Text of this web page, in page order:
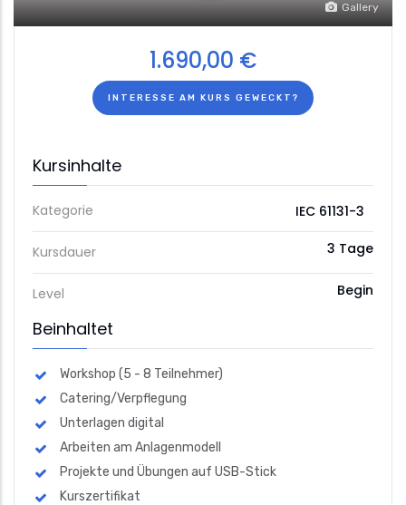
Gallery
1.690,00 €
INTERESSE AM KURS GEWECKT?
Kursinhalte
Kategorie IEC 61131-3
Kursdauer 3 Tage
Level Begin
Beinhaltet
Workshop (5 - 8 Teilnehmer)
Catering/Verpflegung
Unterlagen digital
Arbeiten am Anlagenmodell
Projekte und Übungen auf USB-Stick
Kurszertifikat